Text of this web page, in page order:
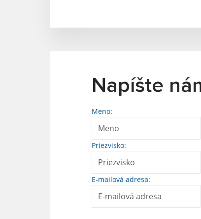
Napíšte
Meno:
Priezvisko:
E-mailová adresa: